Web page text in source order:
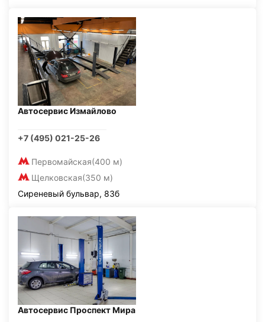
Автосервис Измайлово
+7 (495) 021-25-26
Первомайская(400 м)
Щелковская(350 м)
Сиреневый бульвар, 83б
Автосервис Проспект Мира